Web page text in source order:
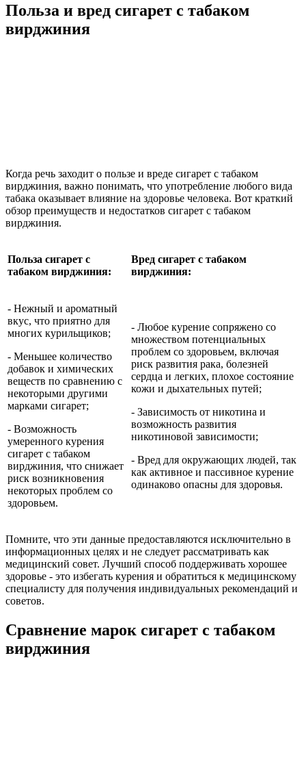
Польза и вред сигарет с табаком
вирджиния
Когда речь заходит о пользе и вреде сигарет с табаком
вирджиния, важно понимать, что употребление любого вида
табака оказывает влияние на здоровье человека. Вот краткий
обзор преимуществ и недостатков сигарет с табаком
вирджиния.
Польза сигарет с
табаком вирджиния:
Вред сигарет с табаком
вирджиния:
- Нежный и ароматный
вкус, что приятно для
многих курильщиков;
- Меньшее количество
добавок и химических
веществ по сравнению с
некоторыми другими
марками сигарет;
- Возможность
умеренного курения
сигарет с табаком
вирджиния, что снижает
риск возникновения
некоторых проблем со
здоровьем.
- Любое курение сопряжено со
множеством потенциальных
проблем со здоровьем, включая
риск развития рака, болезней
сердца и легких, плохое состояние
кожи и дыхательных путей;
- Зависимость от никотина и
возможность развития
никотиновой зависимости;
- Вред для окружающих людей, так
как активное и пассивное курение
одинаково опасны для здоровья.
Помните, что эти данные предоставляются исключительно в
информационных целях и не следует рассматривать как
медицинский совет. Лучший способ поддерживать хорошее
здоровье - это избегать курения и обратиться к медицинскому
специалисту для получения индивидуальных рекомендаций и
советов.
Сравнение марок сигарет с табаком
вирджиния